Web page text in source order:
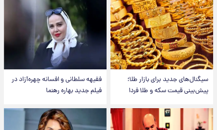
سیگنال‌های جدید برای بازار طلا؛
پیش‌بینی قیمت سکه و طلا فردا
فقیهه سلطانی و افسانه چهره‌آزاد در
فیلم جدید بهاره رهنما